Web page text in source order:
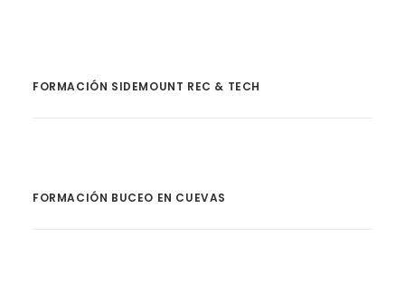
FORMACIÓN SIDEMOUNT REC & TECH
FORMACIÓN BUCEO EN CUEVAS